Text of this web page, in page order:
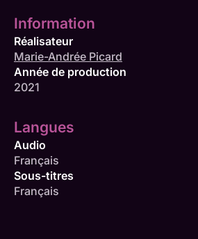
Information
Réalisateur
Marie-Andrée Picard
Année de production
2021
Langues
Audio
Français
Sous-titres
Français